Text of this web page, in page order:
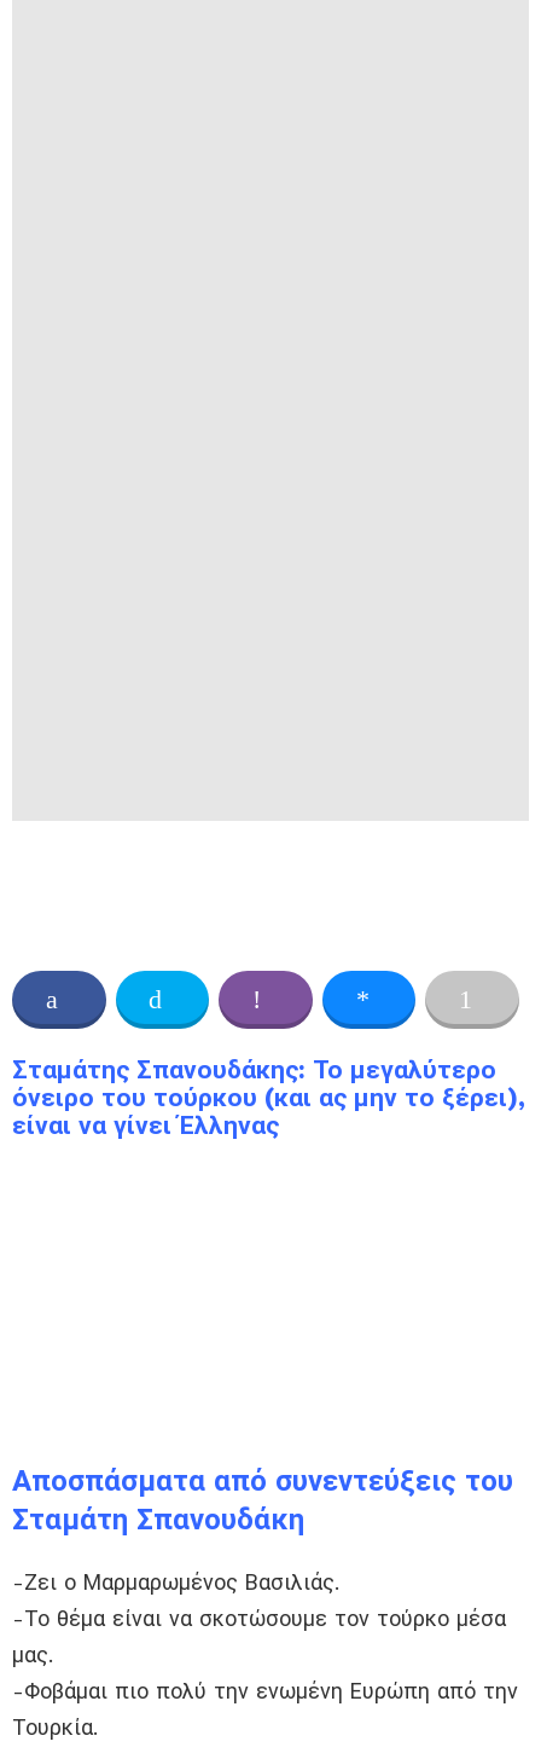
Σταμάτης Σπανουδάκης: Το μεγαλύτερο
όνειρο του τούρκου (και ας μην το ξέρει),
είναι να γίνει Έλληνας
Αποσπάσματα από συνεντεύξεις του
Σταμάτη Σπανουδάκη
-Ζει ο Μαρμαρωμένος Βασιλιάς.
-Το θέμα είναι να σκοτώσουμε τον τούρκο μέσα
μας.
-Φοβάμαι πιο πολύ την ενωμένη Ευρώπη από την
Τουρκία.